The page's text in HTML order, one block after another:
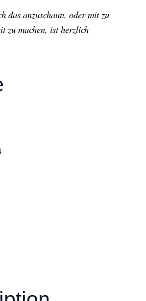
das anzuschaun, oder mit zu
zu machen, ist herzlich